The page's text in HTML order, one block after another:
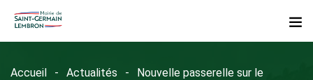
Accueil Actualités
Nouvelle passerelle sur le